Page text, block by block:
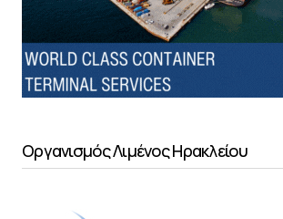
Οργανισμός Λιμένος Ηρακλείου